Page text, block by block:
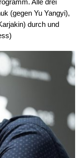
(gegen Yu Yangyi),
durch und